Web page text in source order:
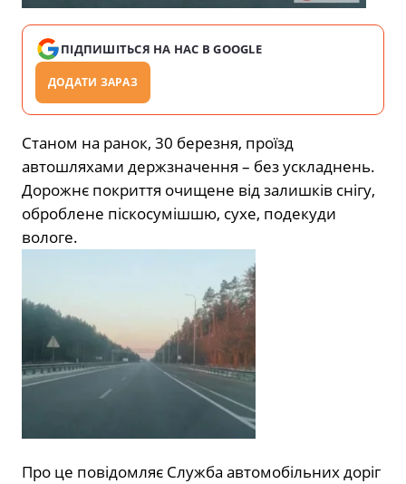
ПІДПИШІТЬСЯ НА НАС В GOOGLE
ДОДАТИ ЗАРАЗ
Станом на ранок, 30 березня, проїзд
автошляхами держзначення – без ускладнень.
Дорожнє покриття очищене від залишків снігу,
оброблене піскосумішшю, сухе, подекуди
вологе.
Про це повідомляє Служба автомобільних доріг